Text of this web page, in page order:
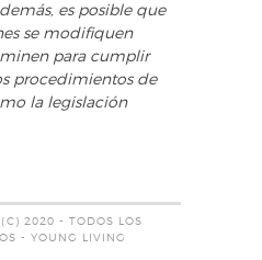
es posible que
se modifiquen
para cumplir
procedimientos de
la legislación
2020 - TODOS LOS
- YOUNG LIVING